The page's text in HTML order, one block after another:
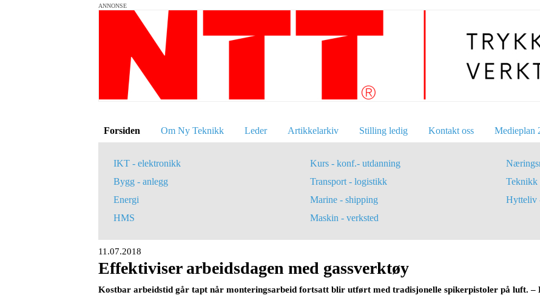
ANNONSE
Forsiden Om Ny Teknikk Leder Artikkelarkiv Stilling ledig Kontakt oss Medieplan
IKT - elektronikk
Bygg - anlegg
Energi
HMS
Kurs - konf.- utdanning
Transport - logistikk
Marine - shipping
Maskin - verksted
Teknikk
Hytteliv
11.07.2018
Effektiviser arbeidsdagen med gassverktøy
Kostbar arbeidstid går tapt når monteringsarbeid fortsatt blir utført med tradisjonelle spikerpistoler på luft. –